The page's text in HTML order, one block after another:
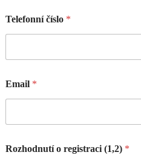
Telefonní číslo *
Email *
Rozhodnutí o registraci (1,2) *